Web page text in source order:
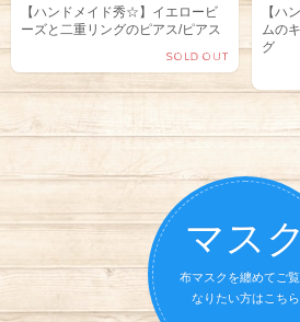
【ハンドメイド秀☆】イエロービ
ーズと二重リングのピアス/ピアス
SOLD OUT
【ハ
ムの
グ
マスク
布マスクを纏めてご
なりたい方はこちら